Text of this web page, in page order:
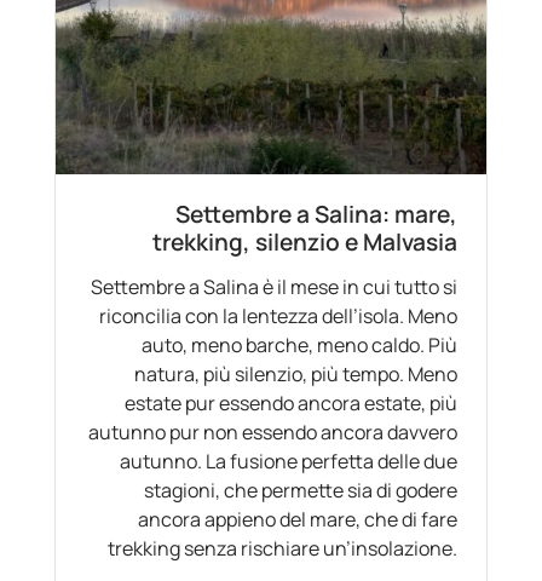
Settembre a Salina: mare,
trekking, silenzio e Malvasia
Settembre a Salina è il mese in cui tutto si
riconcilia con la lentezza dell’isola. Meno
auto, meno barche, meno caldo. Più
natura, più silenzio, più tempo. Meno
estate pur essendo ancora estate, più
autunno pur non essendo ancora davvero
autunno. La fusione perfetta delle due
stagioni, che permette sia di godere
ancora appieno del mare, che di fare
trekking senza rischiare un’insolazione.